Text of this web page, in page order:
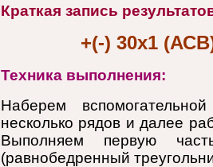
Краткая запись
+(-) 30х1
Техника выполнения:
Наберем
несколько рядов и далее
Выполняем первую
(равнобедренный